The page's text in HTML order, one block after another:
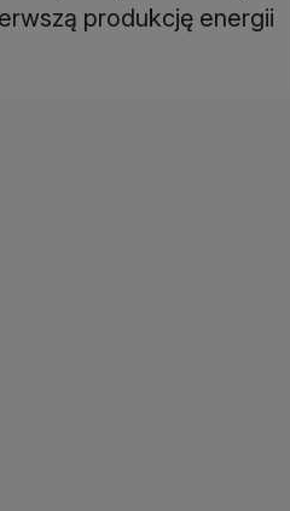
produkcję energii